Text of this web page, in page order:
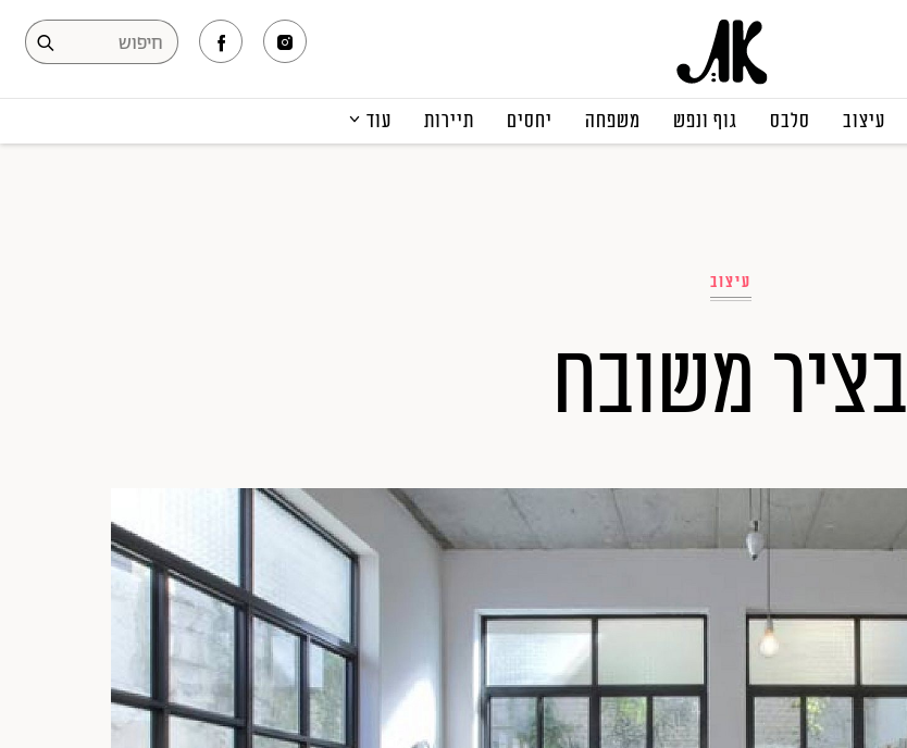
עיצוב סלבס גוף ונפש משפחה יחסים תיירות עוד
עיצוב
בציר משובח